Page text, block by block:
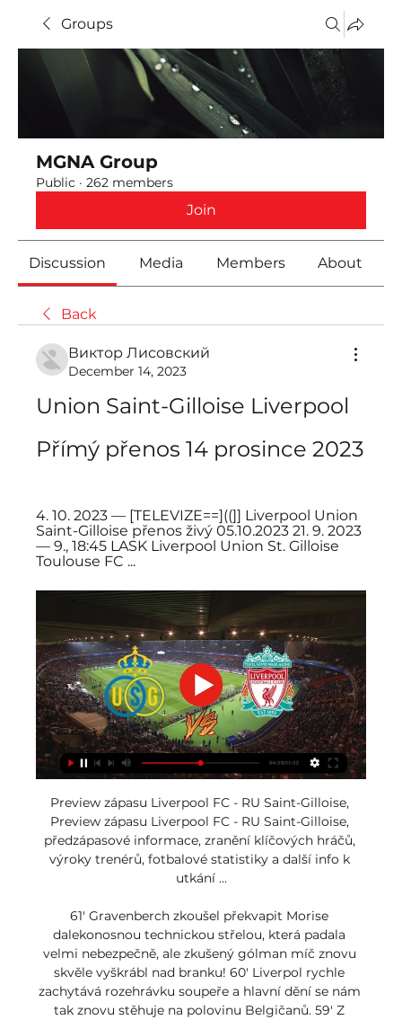
Groups
MGNA Group
Public · 262 members
Join
Discussion Media Members About
Back
Виктор Лисовский
December 14, 2023
Union Saint-Gilloise Liverpool
Přímý přenos 14 prosince 2023
4. 10. 2023 — [TELEVIZE==]((]] Liverpool Union
Saint-Gilloise přenos živý 05.10.2023 21. 9. 2023
— 9., 18:45 LASK Liverpool Union St. Gilloise
Toulouse FC ...
Preview zápasu Liverpool FC - RU Saint-Gilloise,
Preview zápasu Liverpool FC - RU Saint-Gilloise,
předzápasové informace, zranění klíčových hráčů,
výroky trenérů, fotbalové statistiky a další info k
utkání ...
61' Gravenberch zkoušel překvapit Morise
dalekonosnou technickou střelou, která padala
velmi nebezpečně, ale zkušený gólman míč znovu
skvěle vyškrábl nad branku! 60' Liverpol rychle
zachytává rozehrávku soupeře a hlavní dění se nám
tak znovu stěhuje na polovinu Belgičanů. 59' Z